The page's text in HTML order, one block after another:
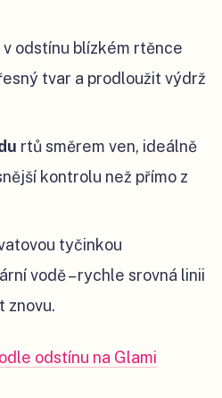
v odstínu blízkém rtěnce
tvar a prodloužit výdrž
rtů směrem ven, ideálně
kontrolu než přímo z
tyčinkou
vodě – rychle srovná linii
znovu.
odstínu na Glami